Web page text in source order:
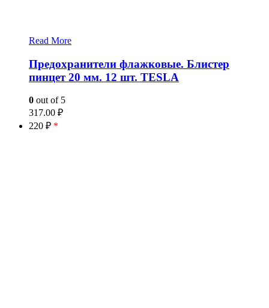
Read More
Предохранители флажковые. Блистер
пинцет 20 мм. 12 шт. TESLA
0 out of 5
317.00 ₽
220 ₽ *